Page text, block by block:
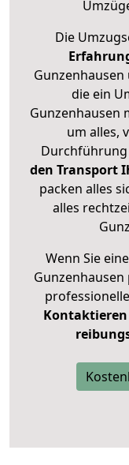
Die
die ein
Gunzenhausen
um alles,
Durchführung
den Transport
packen alles
alles
Wenn Sie
Kontaktieren